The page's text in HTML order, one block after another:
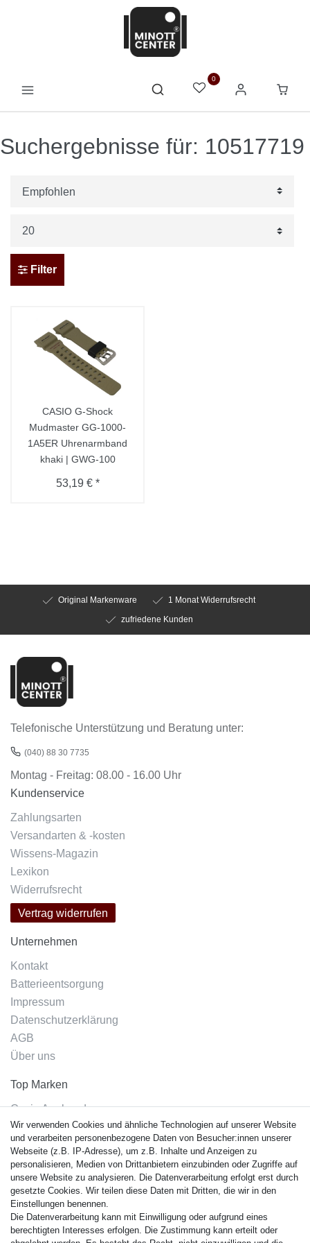
0
Suchergebnisse für: 10517719
Filter
CASIO G-Shock
Mudmaster GG-1000-
1A5ER Uhrenarmband
khaki | GWG-100
53,19 € *
Original Markenware
1 Monat Widerrufsrecht
zufriedene Kunden
Telefonische Unterstützung und Beratung unter:
(040) 88 30 7735
Montag - Freitag: 08.00 - 16.00 Uhr
Kundenservice
Zahlungsarten
Versandarten & -kosten
Wissens-Magazin
Lexikon
Widerrufsrecht
Vertrag widerrufen
Unternehmen
Kontakt
Batterieentsorgung
Impressum
Datenschutzerklärung
AGB
Über uns
Top Marken
Casio Armband
Festina Armband
Citizen Armband
M. Lacroix Armband
J. Lemans Armband
Uhrenarmbänder - Alle
Sicherheit
Wir verwenden Cookies und ähnliche Technologien auf unserer Website
und verarbeiten personenbezogene Daten von Besucher:innen unserer
Webseite (z.B. IP-Adresse), um z.B. Inhalte und Anzeigen zu
personalisieren, Medien von Drittanbietern einzubinden oder Zugriffe auf
unsere Website zu analysieren. Die Datenverarbeitung erfolgt erst durch
gesetzte Cookies. Wir teilen diese Daten mit Dritten, die wir in den
Einstellungen benennen.
Die Datenverarbeitung kann mit Einwilligung oder aufgrund eines
berechtigten Interesses erfolgen. Die Zustimmung kann erteilt oder